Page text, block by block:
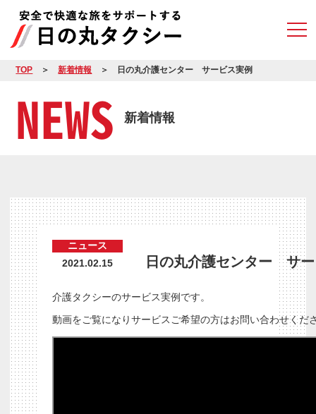
TOP 新着情報 日の丸介護センター サービス実例
NEWS 新着情報
ニュース
2021.02.15
日の丸介護センター サ
介護タクシーのサービス実例です。
動画をご覧になりサービスご希望の方はお問い合わせくだ